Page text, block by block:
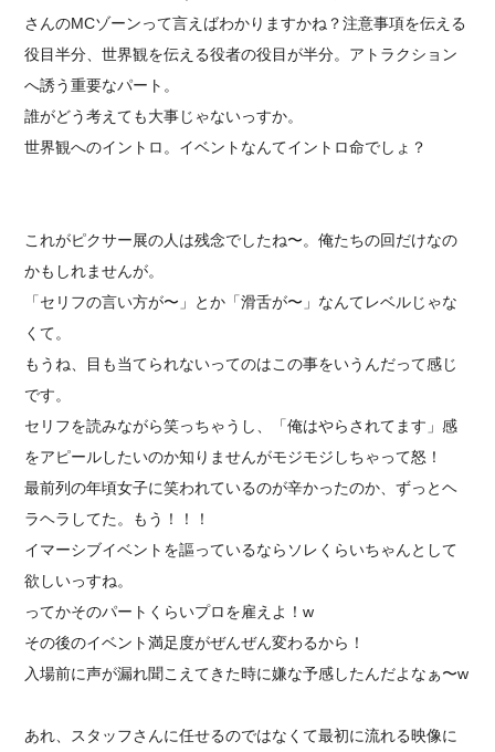
さんのMCゾーンって言えばわかりますかね？注意事項を伝える
役目半分、世界観を伝える役者の役目が半分。アトラクション
へ誘う重要なパート。
誰がどう考えても大事じゃないっすか。
世界観へのイントロ。イベントなんてイントロ命でしょ？
これがピクサー展の人は残念でしたね〜。俺たちの回だけなの
かもしれませんが。
「セリフの言い方が〜」とか「滑舌が〜」なんてレベルじゃな
くて。
もうね、目も当てられないってのはこの事をいうんだって感じ
です。
セリフを読みながら笑っちゃうし、「俺はやらされてます」感
をアピールしたいのか知りませんがモジモジしちゃって怒！
最前列の年頃女子に笑われているのが辛かったのか、ずっとヘ
ラヘラしてた。もう！！！
イマーシブイベントを謳っているならソレくらいちゃんとして
欲しいっすね。
ってかそのパートくらいプロを雇えよ！w
その後のイベント満足度がぜんぜん変わるから！
入場前に声が漏れ聞こえてきた時に嫌な予感したんだよなぁ〜w
あれ、スタッフさんに任せるのではなくて最初に流れる映像に